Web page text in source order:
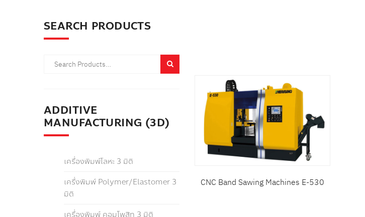
SEARCH PRODUCTS
ADDITIVE
MANUFACTURING (3D)
เครื่องพิมพ์โลหะ 3 มิติ
เครื่งพิมพ์ Polymer/Elastomer 3
มิติ
เครื่องพิมพ์ คอมโพสิท 3 มิติ
CNC Band Sawing Machines E-530